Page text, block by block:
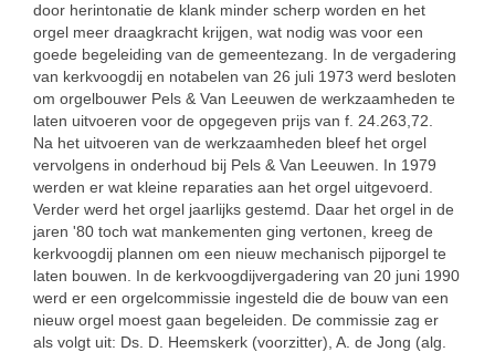
door herintonatie de klank minder scherp worden en het
orgel meer draagkracht krijgen, wat nodig was voor een
goede begeleiding van de gemeentezang. In de vergadering
van kerkvoogdij en notabelen van 26 juli 1973 werd besloten
om orgelbouwer Pels & Van Leeuwen de werkzaamheden te
laten uitvoeren voor de opgegeven prijs van f. 24.263,72.
Na het uitvoeren van de werkzaamheden bleef het orgel
vervolgens in onderhoud bij Pels & Van Leeuwen. In 1979
werden er wat kleine reparaties aan het orgel uitgevoerd.
Verder werd het orgel jaarlijks gestemd. Daar het orgel in de
jaren '80 toch wat mankementen ging vertonen, kreeg de
kerkvoogdij plannen om een nieuw mechanisch pijporgel te
laten bouwen. In de kerkvoogdijvergadering van 20 juni 1990
werd er een orgelcommissie ingesteld die de bouw van een
nieuw orgel moest gaan begeleiden. De commissie zag er
als volgt uit: Ds. D. Heemskerk (voorzitter), A. de Jong (alg.